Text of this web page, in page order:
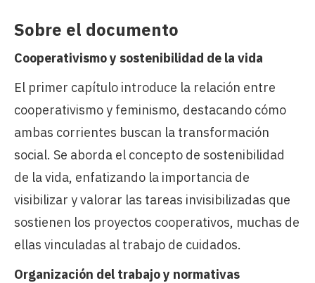
Sobre el documento
Cooperativismo y sostenibilidad de la vida
El primer capítulo introduce la relación entre
cooperativismo y feminismo, destacando cómo
ambas corrientes buscan la transformación
social. Se aborda el concepto de sostenibilidad
de la vida, enfatizando la importancia de
visibilizar y valorar las tareas invisibilizadas que
sostienen los proyectos cooperativos, muchas de
ellas vinculadas al trabajo de cuidados.
Organización del trabajo y normativas